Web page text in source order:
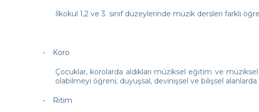
İlkokul 1,2 ve 3. sınıf düzeylerinde müzik dersleri farklı
Koro
Çocuklar, korolarda aldıkları müziksel eğitim ve
olabilmeyi öğreni; duyuşsal, devinişsel ve bilişsel
Ritim